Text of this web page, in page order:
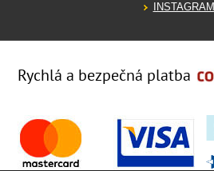
INSTAGRAM
Rychlá a bezpečná platba